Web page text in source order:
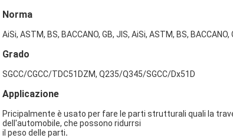
Norma
AiSi, ASTM, BS, BACCANO, GB, JIS, AiSi, ASTM, BS, BACCANO,
Grado
SGCC/CGCC/TDC51DZM, Q235/Q345/SGCC/Dx51D
Applicazione
Pricipalmente è usato per fare le parti strutturali quali la
dell'automobile, che possono ridurrsi
il peso delle parti.